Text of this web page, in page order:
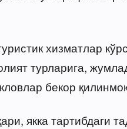
хизматлар
турларига,
бекор
якка тартибдаги